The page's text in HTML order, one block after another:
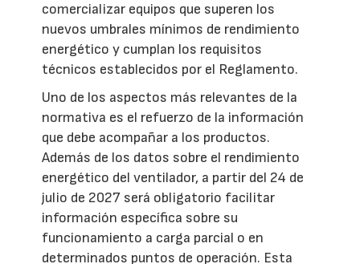
comercializar equipos que superen los
nuevos umbrales mínimos de rendimiento
energético y cumplan los requisitos
técnicos establecidos por el Reglamento.
Uno de los aspectos más relevantes de la
normativa es el refuerzo de la información
que debe acompañar a los productos.
Además de los datos sobre el rendimiento
energético del ventilador, a partir del 24 de
julio de 2027 será obligatorio facilitar
información específica sobre su
funcionamiento a carga parcial o en
determinados puntos de operación. Esta